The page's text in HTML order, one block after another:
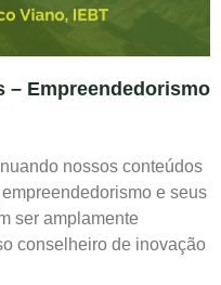
– Empreendedorismo
nossos conteúdos
e seus
ser amplamente
conselheiro de inovação